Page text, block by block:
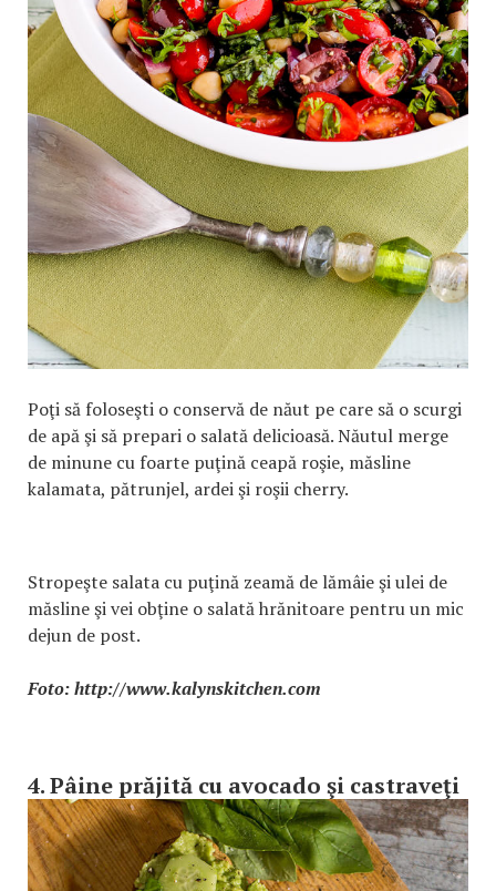
Poţi să foloseşti o conservă de năut pe care să o scurgi
de apă şi să prepari o salată delicioasă. Năutul merge
de minune cu foarte puţină ceapă roşie, măsline
kalamata, pătrunjel, ardei şi roşii cherry.
Stropeşte salata cu puţină zeamă de lămâie şi ulei de
măsline şi vei obţine o salată hrănitoare pentru un mic
dejun de post.
Foto: http://www.kalynskitchen.com
4. Pâine prăjită cu avocado şi castraveţi